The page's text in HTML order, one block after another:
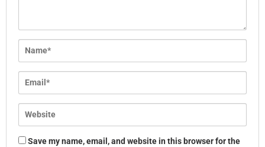
Save my name, email, and website in this browser for the